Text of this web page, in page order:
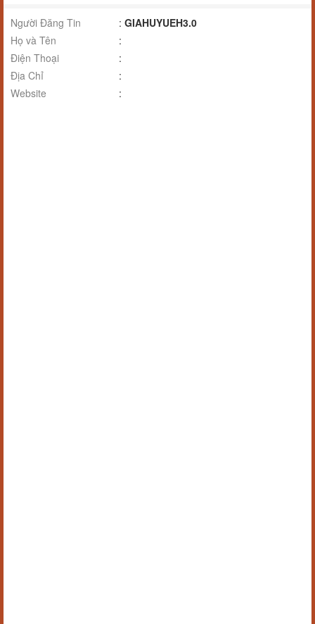
Người Đăng Tin : GIAHUYUEH3.0
Họ và Tên
:
Điện Thoại
:
Địa Chỉ
:
Website
: